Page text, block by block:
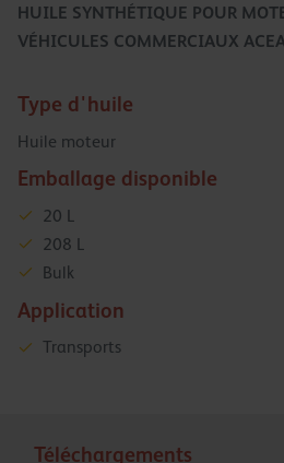
HUILE SYNTHÉTIQUE POUR
VÉHICULES COMMERCIAUX
Type d'huile
Huile moteur
Emballage disponible
20 L
208 L
Bulk
Application
Transports
Téléchargements